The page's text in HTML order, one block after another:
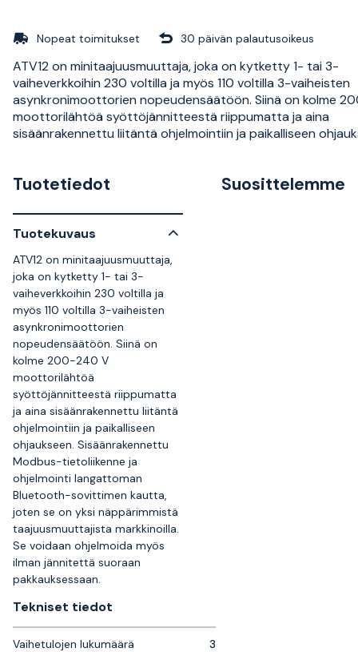
Nopeat toimitukset 30 päivän palautusoikeus
ATV12 on minitaajuusmuuttaja, joka on kytketty 1- tai 3-
vaiheverkkoihin 230 voltilla ja myös 110 voltilla 3-vaiheisten
asynkronimoottorien nopeudensäätöön. Siinä on kolme
moottorilähtöä syöttöjännitteestä riippumatta ja aina
sisäänrakennettu liitäntä ohjelmointiin ja paikalliseen
Tuotetiedot
Tuotekuvaus
ATV12 on minitaajuusmuuttaja,
joka on kytketty 1- tai 3-
vaiheverkkoihin 230 voltilla ja
myös 110 voltilla 3-vaiheisten
asynkronimoottorien
nopeudensäätöön. Siinä on
kolme 200-240 V
moottorilähtöä
syöttöjännitteestä riippumatta
ja aina sisäänrakennettu liitäntä
ohjelmointiin ja paikalliseen
ohjaukseen. Sisäänrakennettu
Modbus-tietoliikenne ja
ohjelmointi langattoman
Bluetooth-sovittimen kautta,
joten se on yksi näppärimmistä
taajuusmuuttajista markkinoilla.
Se voidaan ohjelmoida myös
ilman jännitettä suoraan
pakkauksessaan.
Tekniset tiedot
Vaihetulojen lukumäärä 3
Suosittelemme